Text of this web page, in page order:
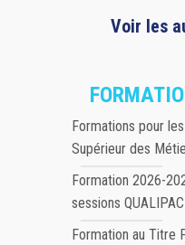
Voir les
Formations pour
Supérieur des
Formation 2026-
sessions
Formation au Titre